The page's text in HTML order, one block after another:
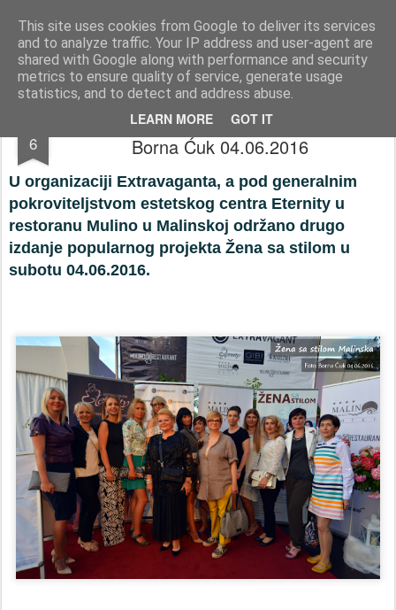
This site uses cookies from Google to deliver its services
and to analyze traffic. Your IP address and user-agent are
shared with Google along with performance and security
metrics to ensure quality of service, generate usage
statistics, and to detect and address abuse.
LEARN MORE GOT IT
Press-Photo.eu © News, Media, Concerts, Music, all Events
Početna stranica
Kontakt Početna stranica Kontakt
6
Žena sa stilom by Eternity u Malinskoj ©
Borna Ćuk 04.06.2016
U organizaciji Extravaganta, a pod generalnim
pokroviteljstvom estetskog centra Eternity u
restoranu Mulino u Malinskoj održano drugo
izdanje popularnog projekta Žena sa stilom u
subotu 04.06.2016.